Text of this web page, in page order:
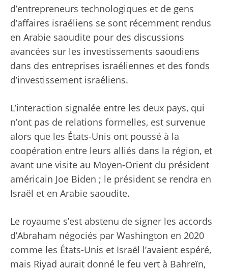
d’entrepreneurs technologiques et de gens
d’affaires israéliens se sont récemment rendus
en Arabie saoudite pour des discussions
avancées sur les investissements saoudiens
dans des entreprises israéliennes et des fonds
d’investissement israéliens.
L’interaction signalée entre les deux pays, qui
n’ont pas de relations formelles, est survenue
alors que les États-Unis ont poussé à la
coopération entre leurs alliés dans la région, et
avant une visite au Moyen-Orient du président
américain Joe Biden ; le président se rendra en
Israël et en Arabie saoudite.
Le royaume s’est abstenu de signer les accords
d’Abraham négociés par Washington en 2020
comme les États-Unis et Israël l’avaient espéré,
mais Riyad aurait donné le feu vert à Bahreïn,